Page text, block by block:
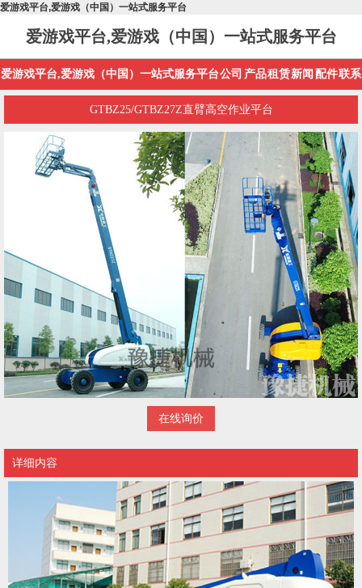
爱游戏平台,爱游戏（中国）一站式服务平台
爱游戏平台,爱游戏（中国）一站式服务平台
爱游戏平台,爱游戏（中国）一站式服务平台公司 产品租赁新闻 配件联系
GTBZ25/GTBZ27Z直臂高空作业平台
在线询价
详细内容